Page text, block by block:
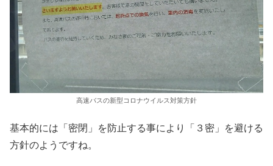
高速バスの新型コロナウイルス対策方針
基本的には「密閉」を防止する事により「３密」を避ける
方針のようですね。